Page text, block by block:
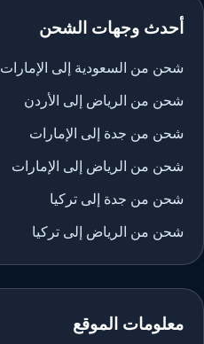
أحدث وجهات الشحن
شحن من السعودية إلى الإمارات
شحن من الرياض إلى الأردن
شحن من جدة إلى الإمارات
شحن من الرياض إلى الإمارات
شحن من جدة إلى تركيا
شحن من الرياض إلى تركيا
معلومات الموقع